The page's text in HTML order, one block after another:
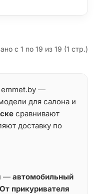
с 1 по 19 из 19 (1 стр.)
emmet.by —
для салона и
сравнивают
доставку по
— автомобильный
От прикуривателя